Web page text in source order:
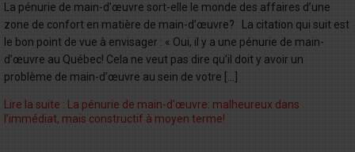
La pénurie de main-d’œuvre sort-elle le monde des affaires d’une
zone de confort en matière de main-d’œuvre? La citation qui suit est
le bon point de vue à envisager : « Oui, il y a une pénurie de main-
d’œuvre au Québec! Cela ne veut pas dire qu’il doit y avoir un
problème de main-d’œuvre au sein de votre […]
Lire la suite : La pénurie de main-d’œuvre: malheureux dans
l’immédiat, mais constructif à moyen terme!